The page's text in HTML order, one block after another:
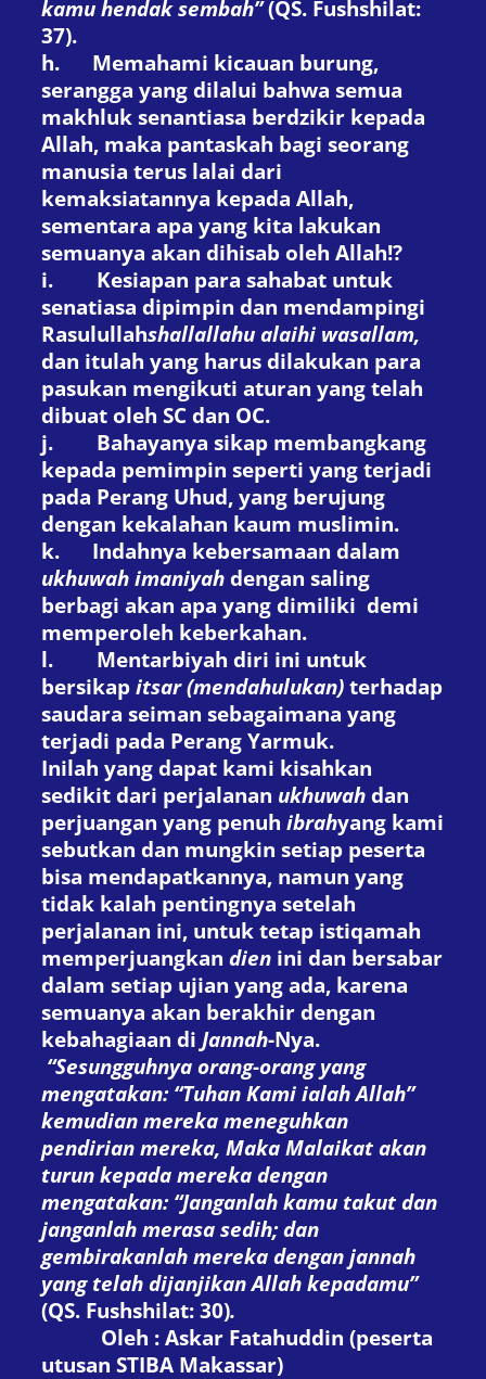
kamu hendak sembah”(QS. Fushshilat:
37).
h.
Memahami kicauan burung,
serangga yang dilalui bahwa semua
makhluk senantiasa berdzikir kepada
Allah, maka pantaskah bagi seorang
manusia terus lalai dari
kemaksiatannya kepada Allah,
sementara apa yang kita lakukan
semuanya akan dihisab oleh Allah!?
i.
Kesiapan para sahabat untuk
senatiasa dipimpin dan mendampingi
Rasulullahshallallahu alaihi wasallam,
dan itulah yang harus dilakukan para
pasukan mengikuti aturan yang telah
dibuat oleh SC dan OC.
j.
Bahayanya sikap membangkang
kepada pemimpin seperti yang terjadi
pada Perang Uhud, yang berujung
dengan kekalahan kaum muslimin.
k.
Indahnya kebersamaan dalam
ukhuwah imaniyah dengan saling
berbagi akan apa yang dimiliki demi
memperoleh keberkahan.
l.
Mentarbiyah diri ini untuk
bersikap itsar (mendahulukan) terhadap
saudara seiman sebagaimana yang
terjadi pada Perang Yarmuk.
Inilah yang dapat kami kisahkan
sedikit dari perjalanan ukhuwah dan
perjuangan yang penuh ibrahyang kami
sebutkan dan mungkin setiap peserta
bisa mendapatkannya, namun yang
tidak kalah pentingnya setelah
perjalanan ini, untuk tetap istiqamah
memperjuangkan dien ini dan bersabar
dalam setiap ujian yang ada, karena
semuanya akan berakhir dengan
kebahagiaan di Jannah-Nya.
“Sesungguhnya orang-orang yang
mengatakan: “Tuhan Kami ialah Allah”
kemudian mereka meneguhkan
pendirian mereka, Maka Malaikat akan
turun kepada mereka dengan
mengatakan: “Janganlah kamu takut dan
janganlah merasa sedih; dan
gembirakanlah mereka dengan jannah
yang telah dijanjikan Allah kepadamu”
(QS. Fushshilat: 30).
Oleh : Askar Fatahuddin (peserta
utusan STIBA Makassar)